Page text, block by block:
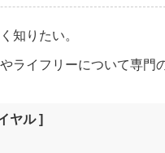
知りたい。
ライフリーについて専
ヤル ]